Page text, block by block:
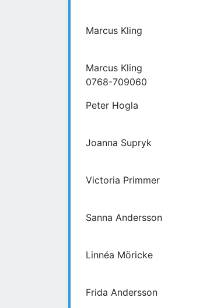
Marcus Kling
Marcus Kling
0768-709060
Peter Hogla
Joanna Supryk
Victoria Primmer
Sanna Andersson
Linnéa Möricke
Frida Andersson